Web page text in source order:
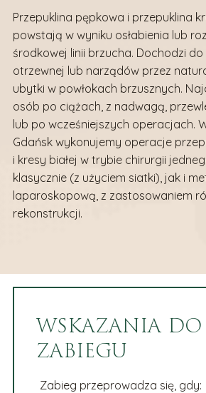
Przepuklina pępkowa i przepuklina
powstają w wyniku osłabienia lub
środkowej linii brzucha. Dochodzi
otrzewnej lub narządów przez
ubytki w powłokach brzusznych.
osób po ciążach, z nadwagą,
lub po wcześniejszych operacjach.
Gdańsk wykonujemy operacje
i kresy białej w trybie chirurgii
klasycznie (z użyciem siatki), jak i
laparoskopową, z zastosowaniem
rekonstrukcji.
WSKAZANIA DO
ZABIEGU
Zabieg przeprowadza się, gdy: